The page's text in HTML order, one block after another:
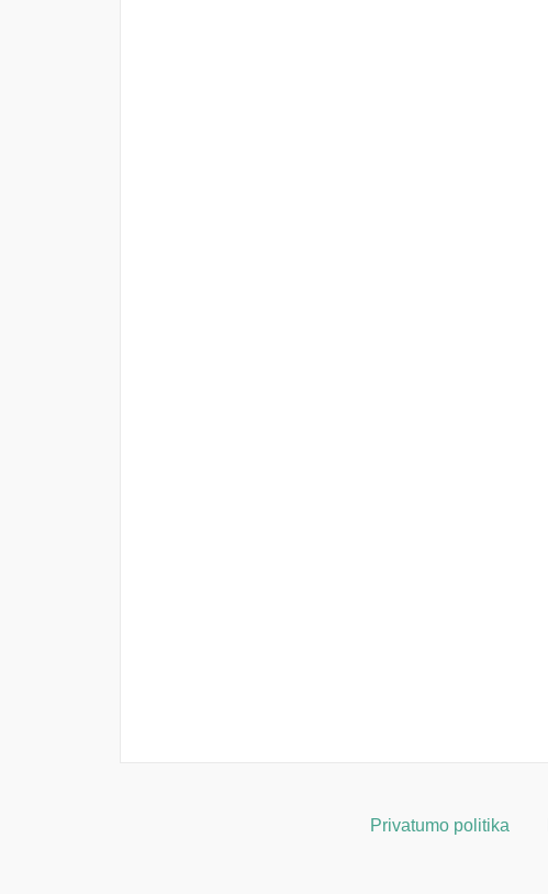
Privatumo politika